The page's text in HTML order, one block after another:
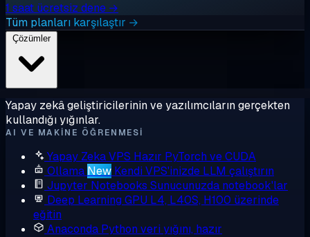
1 saat ücretsiz dene →
Tüm planları karşılaştır →
Çözümler
Yapay zekâ geliştiricilerinin ve yazılımcıların gerçekten
kullandığı yığınlar.
AI VE MAKINE ÖĞRENMESI
Yapay Zeka VPS Hazır PyTorch ve CUDA
Ollama New Kendi VPS'inizde LLM çalıştırın
Jupyter Notebooks Sunucunuzda notebook'lar
Deep Learning GPU L4, L40S, H100 üzerinde
eğitin
Anaconda Python veri yığını, hazır